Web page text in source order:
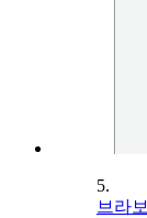
5.
브라